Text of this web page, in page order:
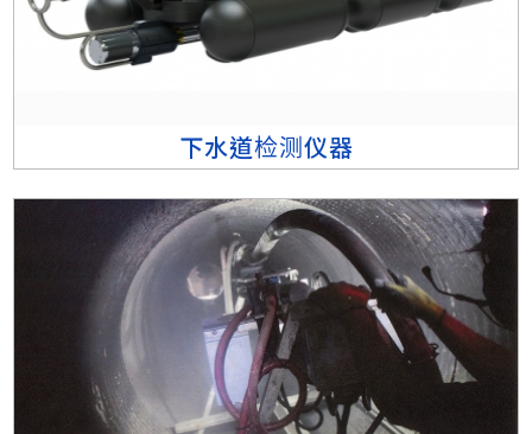
下水道检测仪器